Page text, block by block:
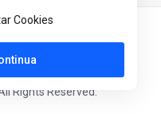
Rights Reserved.
Cookies